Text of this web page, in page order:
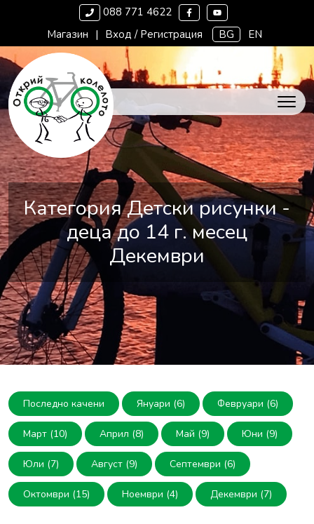
088 771 4622
Магазин | Вход / Регистрация BG EN
Категория Детски рисунки -
деца до 14 г. месец
Декември
Последно качени Януари (6) Февруари (6)
Март (10) Април (8) Май (9) Юни (9)
Юли (7) Август (9) Септември (6)
Октомври (15) Ноември (4) Декември (7)